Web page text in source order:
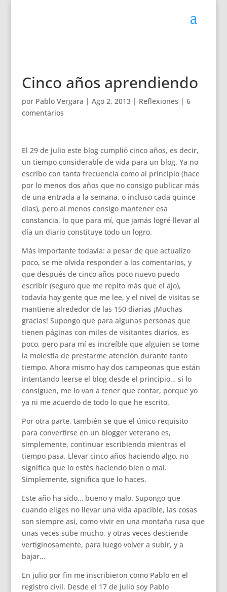
Cinco años aprendiendo
por Pablo Vergara | Ago 2, 2013| Reflexiones | 6
comentarios
El 29 de julio este blog cumplió cinco años, es decir,
un tiempo considerable de vida para un blog. Ya no
escribo con tanta frecuencia como al principio (hace
por lo menos dos años que no consigo publicar más
de una entrada a la semana, o incluso cada quince
días), pero al menos consigo mantener esa
constancia, lo que para mí, que jamás logré llevar al
día un diario constituye todo un logro.
Más importante todavía: a pesar de que actualizo
poco, se me olvida responder a los comentarios, y
que después de cinco años poco nuevo puedo
escribir (seguro que me repito más que el ajo),
todavía hay gente que me lee, y el nivel de visitas se
mantiene alrededor de las 150 diarias ¡Muchas
gracias! Supongo que para algunas personas que
tienen páginas con miles de visitantes diarios, es
poco, pero para mí es increíble que alguien se tome
la molestia de prestarme atención durante tanto
tiempo. Ahora mismo hay dos campeonas que están
intentando leerse el blog desde el principio… si lo
consiguen, me lo van a tener que contar, porque yo
ya ni me acuerdo de todo lo que he escrito.
Por otra parte, también se que el único requisito
para convertirse en un blogger veterano es,
simplemente, continuar escribiendo mientras el
tiempo pasa. Llevar cinco años haciendo algo, no
significa que lo estés haciendo bien o mal.
Simplemente, significa que lo haces.
Este año ha sido… bueno y malo. Supongo que
cuando eliges no llevar una vida apacible, las cosas
son siempre así, como vivir en una montaña rusa que
unas veces sube mucho, y otras veces desciende
vertiginosamente, para luego volver a subir, y a
bajar…
En julio por fin me inscribieron como Pablo en el
registro civil. Desde el 17 de julio soy Pablo